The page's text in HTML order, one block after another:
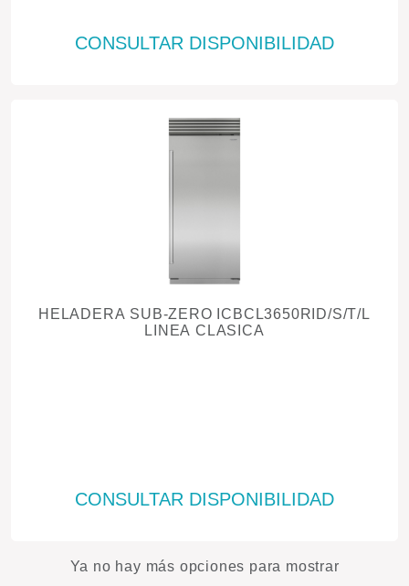
CONSULTAR DISPONIBILIDAD
HELADERA SUB-ZERO ICBCL3650RID/S/T/L
LINEA CLASICA
CONSULTAR DISPONIBILIDAD
Ya no hay más opciones para mostrar